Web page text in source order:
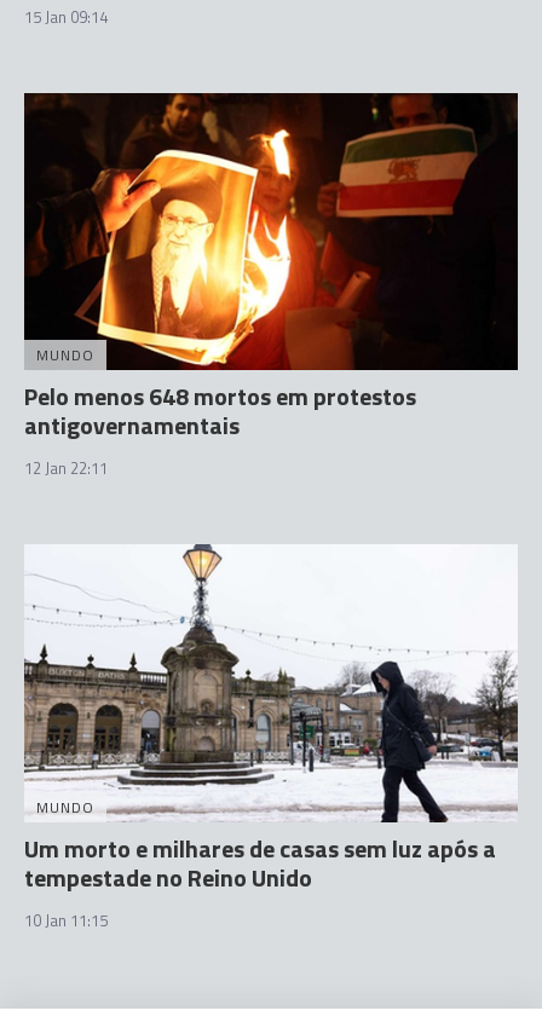
15 Jan 09:14
MUNDO
Pelo menos 648 mortos em protestos
antigovernamentais
12 Jan 22:11
MUNDO
Um morto e milhares de casas sem luz após a
tempestade no Reino Unido
10 Jan 11:15